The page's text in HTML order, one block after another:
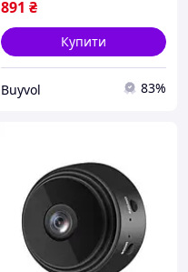
891 ₴
Купити
Buyvol 83%